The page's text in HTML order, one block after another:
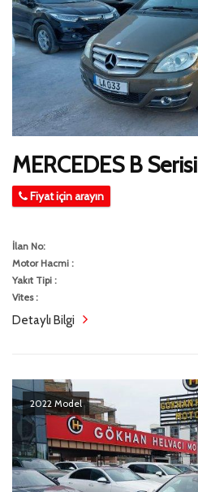
MERCEDES B Serisi
Fiyat için arayın
İlan No:
Motor Hacmi :
Yakıt Tipi :
Vites :
Detaylı Bilgi
2022 Model